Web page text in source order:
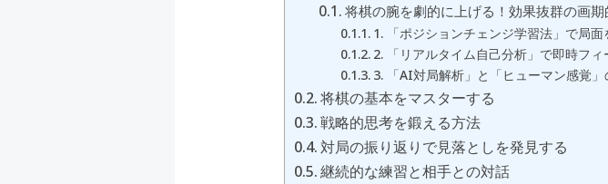
将棋の腕を劇的に上げる！効果抜群の画
1. 「ポジションチェンジ学習法」で局
2. 「リアルタイム自己分析」で即時フィ
3. 「AI対局解析」と「ヒューマン感覚」
将棋の基本をマスターする
戦略的思考を鍛える方法
対局の振り返りで見落としを発見する
継続的な練習と相手との対話